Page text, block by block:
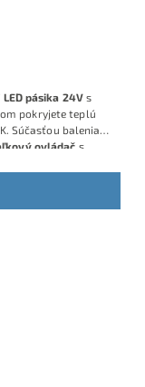
LED pásika 24Vs
pokryjete teplú
Súčasťou balenia
ovládač s
interiérov.